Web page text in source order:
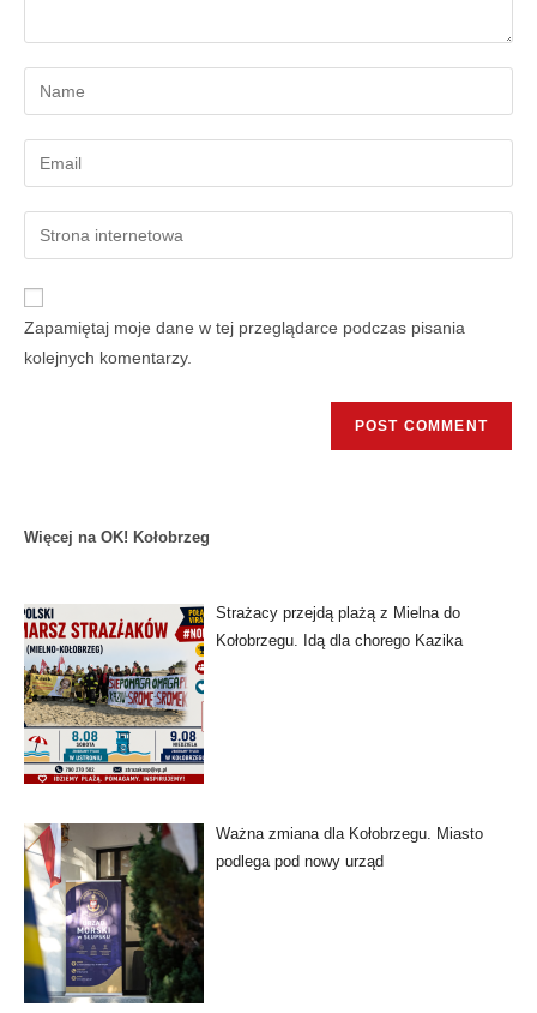
Zapamiętaj moje dane w tej przeglądarce podczas pisania
kolejnych komentarzy.
Więcej na OK! Kołobrzeg
Strażacy przejdą plażą z Mielna do
Kołobrzegu. Idą dla chorego Kazika
Ważna zmiana dla Kołobrzegu. Miasto
podlega pod nowy urząd